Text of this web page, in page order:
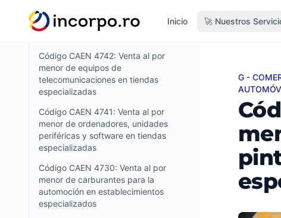
principal
Inicio 🚀 Nuestros
Código CAEN 4743: Venta al por
menor de equipos de audio y
Código CAEN 4742: Venta al por
menor de equipos de
telecomunicaciones en tiendas
especializadas
Código CAEN 4741: Venta al por
menor de ordenadores, unidades
periféricas y software en tiendas
especializadas
Código CAEN 4730: Venta al por
menor de carburantes para la
automoción en establecimientos
especializados
Código
G -